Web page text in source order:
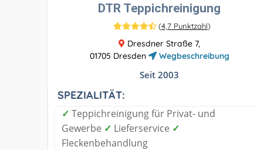
DTR Teppichreinigung
(4,7 Punktzahl)
Dresdner Straße 7,
01705 Dresden
Wegbeschreibung
Seit 2003
SPEZIALITÄT:
✓ Teppichreinigung für Privat- und
Gewerbe ✓ Lieferservice ✓
Fleckenbehandlung